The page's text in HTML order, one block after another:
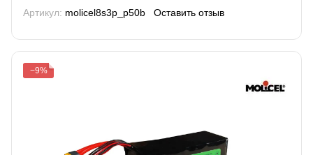
Артикул: molicel8s3p_p50b Оставить отзыв
−9%